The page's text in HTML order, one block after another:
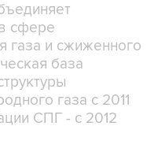
сфере
газа и сжиженного
база
газа с 2011
СПГ - с 2012